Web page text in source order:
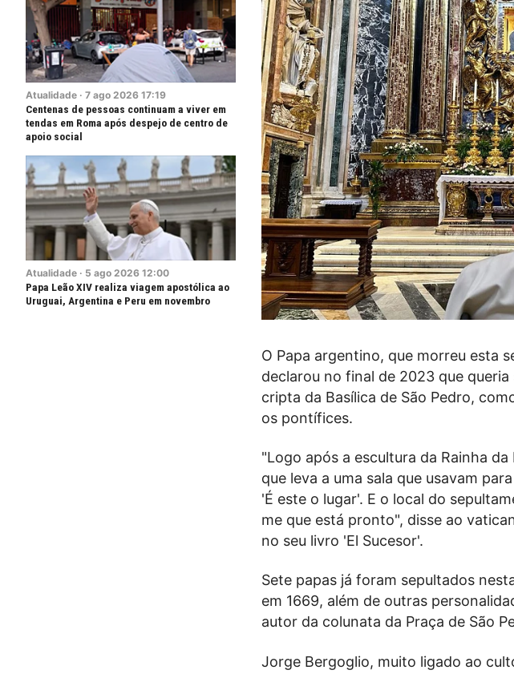
Atualidade · 7 ago 2026 17:19
Centenas de pessoas continuam a viver em
tendas em Roma após despejo de centro de
apoio social
Atualidade · 5 ago 2026 12:00
Papa Leão XIV realiza viagem apostólica ao
Uruguai, Argentina e Peru em novembro
O Papa argentino, que morreu esta
declarou no final de 2023 que
cripta da Basílica de São Pedro,
os pontífices.
"Logo após a escultura da Rainha
que leva a uma sala que usavam
'É este o lugar'. E o local do
me que está pronto", disse ao
no seu livro 'El Sucesor'.
Sete papas já foram sepultados
em 1669, além de outras
autor da colunata da Praça de São
Jorge Bergoglio, muito ligado ao